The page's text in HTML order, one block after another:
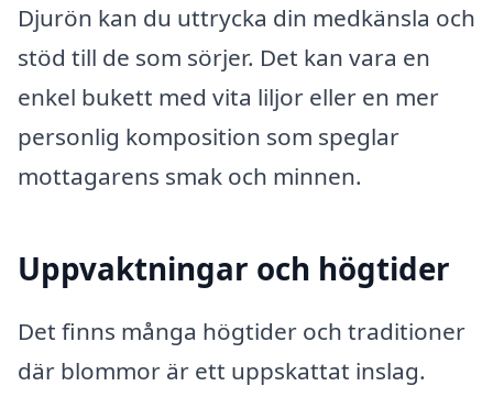
Djurön kan du uttrycka din medkänsla och
stöd till de som sörjer. Det kan vara en
enkel bukett med vita liljor eller en mer
personlig komposition som speglar
mottagarens smak och minnen.
Uppvaktningar och högtider
Det finns många högtider och traditioner
där blommor är ett uppskattat inslag.